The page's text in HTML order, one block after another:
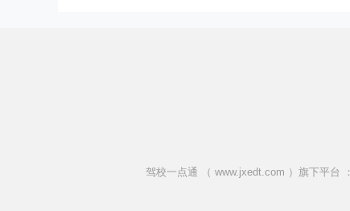
驾校一点通 （ www.jxedt.com ）旗下平台 ：